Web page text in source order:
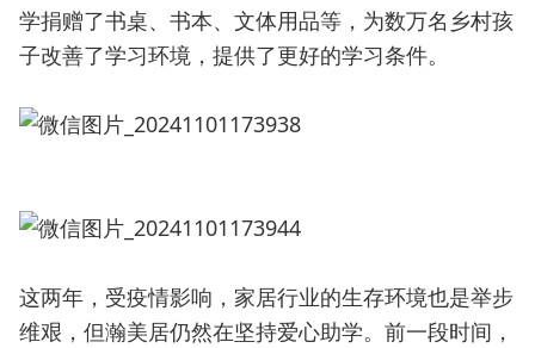
学捐赠了书桌、书本、文体用品等，为数万名乡村孩
子改善了学习环境，提供了更好的学习条件。
这两年，受疫情影响，家居行业的生存环境也是举步
维艰，但瀚美居仍然在坚持爱心助学。前一段时间，